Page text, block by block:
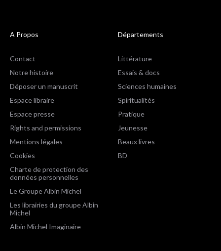
A Propos
Contact
Notre histoire
Déposer un manuscrit
Espace libraire
Espace presse
Rights and permissions
Mentions légales
Cookies
Charte de protection des
données personnelles
Le Groupe Albin Michel
Les librairies du groupe Albin
Michel
Albin Michel Imaginaire
Départements
Littérature
Essais & docs
Sciences humaines
Spiritualités
Pratique
Jeunesse
Beaux livres
BD